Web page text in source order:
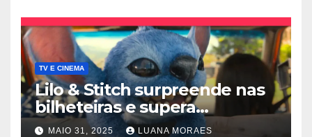
TV E CINEMA
Lilo & Stitch surpreende nas
bilheteiras e supera
Thunderbolts da Marvel
MAIO 31, 2025 LUANA MORAES